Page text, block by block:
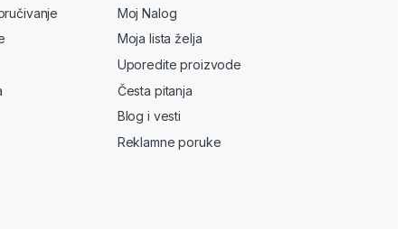
Moj Nalog
Moja lista želja
Uporedite proizvode
Česta pitanja
Blog i vesti
Reklamne poruke